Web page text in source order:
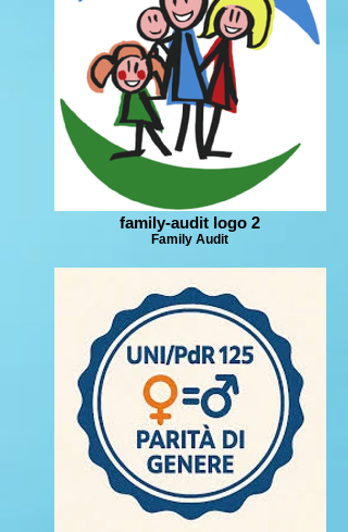
family-audit logo 2
Family Audit